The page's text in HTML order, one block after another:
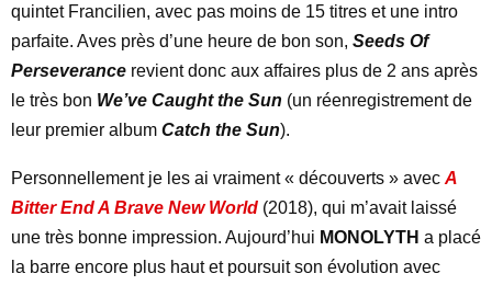
quintet Francilien, avec pas moins de 15 titres et une intro
parfaite. Aves près d’une heure de bon son, Seeds Of
Perseverance revient donc aux affaires plus de 2 ans après
le très bon We’ve Caught the Sun (un réenregistrement de
leur premier album Catch the Sun).
Personnellement je les ai vraiment « découverts » avec A
Bitter End A Brave New World (2018), qui m’avait laissé
une très bonne impression. Aujourd’hui MONOLYTH a placé
la barre encore plus haut et poursuit son évolution avec